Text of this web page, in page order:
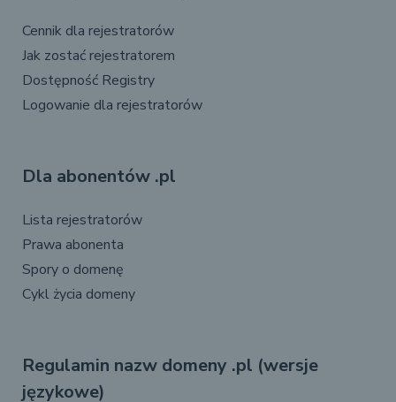
Cennik dla rejestratorów
Jak zostać rejestratorem
Dostępność Registry
Logowanie dla rejestratorów
Dla abonentów .pl
Lista rejestratorów
Prawa abonenta
Spory o domenę
Cykl życia domeny
Regulamin nazw domeny .pl (wersje
językowe)